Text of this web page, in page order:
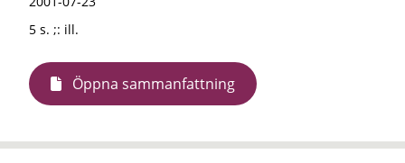
5 s. ;: ill.
Öppna sammanfattning